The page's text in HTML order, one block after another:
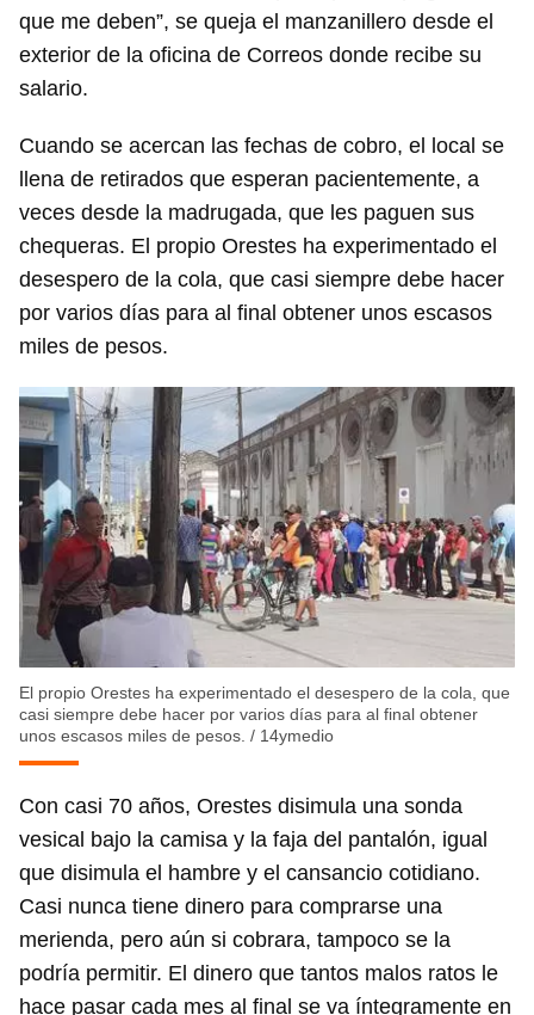
que me deben”, se queja el manzanillero desde el
exterior de la oficina de Correos donde recibe su
salario.
Cuando se acercan las fechas de cobro, el local se
llena de retirados que esperan pacientemente, a
veces desde la madrugada, que les paguen sus
chequeras. El propio Orestes ha experimentado el
desespero de la cola, que casi siempre debe hacer
por varios días para al final obtener unos escasos
miles de pesos.
El propio Orestes ha experimentado el desespero de la cola, que
casi siempre debe hacer por varios días para al final obtener
unos escasos miles de pesos. / 14ymedio
Con casi 70 años, Orestes disimula una sonda
vesical bajo la camisa y la faja del pantalón, igual
que disimula el hambre y el cansancio cotidiano.
Casi nunca tiene dinero para comprarse una
merienda, pero aún si cobrara, tampoco se la
podría permitir. El dinero que tantos malos ratos le
hace pasar cada mes al final se va íntegramente en